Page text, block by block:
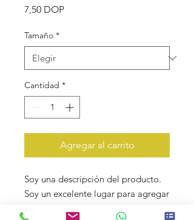
7,50 DOPPrecio
Tamaño *
Cantidad *
Agregar al carrito
Soy una descripción del producto.
Soy un excelente lugar para agregar